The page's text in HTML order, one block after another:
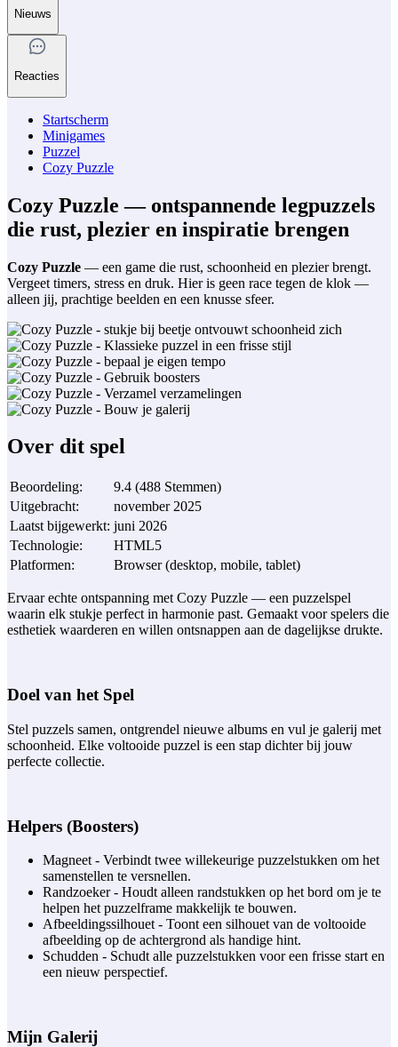
Nieuws
Reacties
Startscherm
Minigames
Puzzel
Cozy Puzzle
Cozy Puzzle — ontspannende legpuzzels
die rust, plezier en inspiratie brengen
Cozy Puzzle — een game die rust, schoonheid en plezier brengt.
Vergeet timers, stress en druk. Hier is geen race tegen de klok —
alleen jij, prachtige beelden en een knusse sfeer.
Over dit spel
Beoordeling: 9.4 (488 Stemmen)
Uitgebracht:
november 2025
Laatst bijgewerkt: juni 2026
Technologie:
HTML5
Platformen: Browser (desktop, mobile, tablet)
Ervaar echte ontspanning met Cozy Puzzle — een puzzelspel
waarin elk stukje perfect in harmonie past. Gemaakt voor spelers die
esthetiek waarderen en willen ontsnappen aan de dagelijkse drukte.
Doel van het Spel
Stel puzzels samen, ontgrendel nieuwe albums en vul je galerij met
schoonheid. Elke voltooide puzzel is een stap dichter bij jouw
perfecte collectie.
Helpers (Boosters)
Magneet - Verbindt twee willekeurige puzzelstukken om het
samenstellen te versnellen.
Randzoeker - Houdt alleen randstukken op het bord om je te
helpen het puzzelframe makkelijk te bouwen.
Afbeeldingssilhouet - Toont een silhouet van de voltooide
afbeelding op de achtergrond als handige hint.
Schudden - Schudt alle puzzelstukken voor een frisse start en
een nieuw perspectief.
Mijn Galerij